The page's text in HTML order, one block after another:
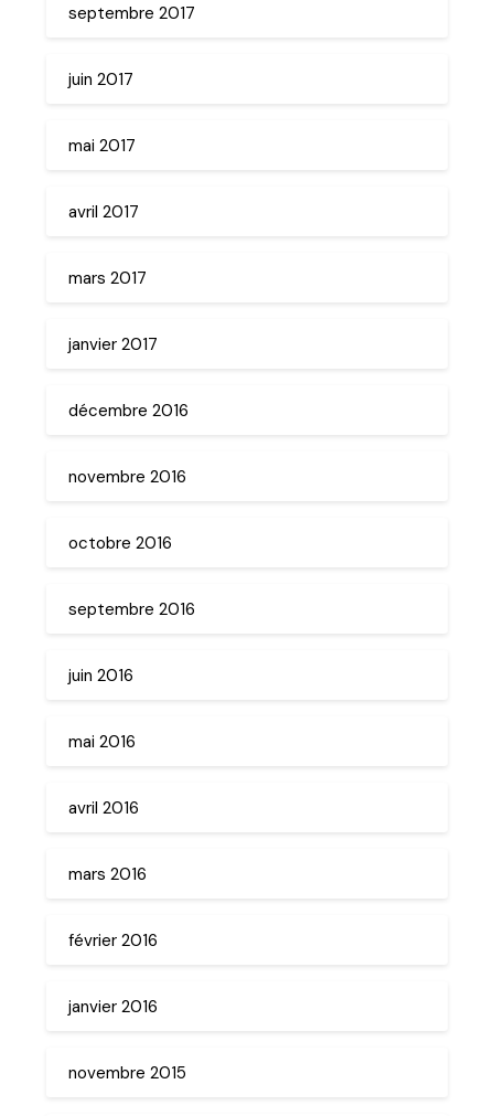
septembre 2017
juin 2017
mai 2017
avril 2017
mars 2017
janvier 2017
décembre 2016
novembre 2016
octobre 2016
septembre 2016
juin 2016
mai 2016
avril 2016
mars 2016
février 2016
janvier 2016
novembre 2015